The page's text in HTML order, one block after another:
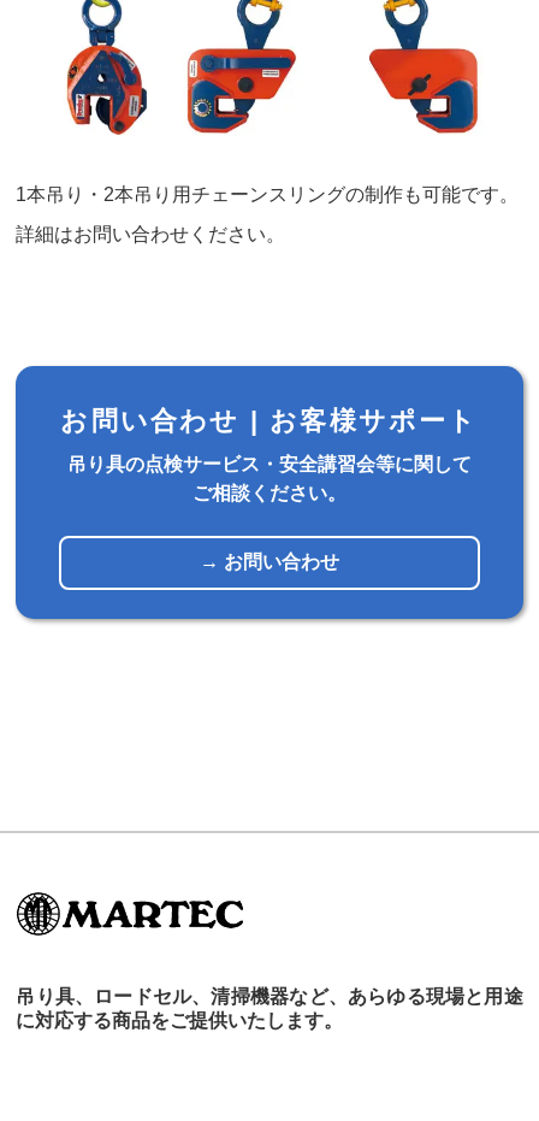
1本吊り・2本吊り用チェーンスリングの制作も可能です。
詳細はお問い合わせください。
お問い合わせ | お客様サポート
吊り具の点検サービス・安全講習会等に関して
ご相談ください。
→ お問い合わせ
吊り具、ロードセル、清掃機器など、あらゆる現場と用途
に対応する商品をご提供いたします。